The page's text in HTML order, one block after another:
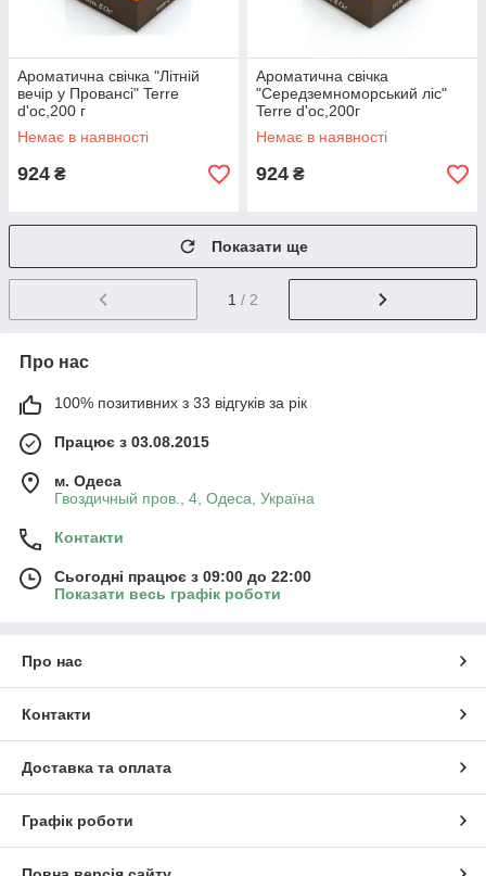
Ароматична свічка "Літній
вечір у Провансі" Terre
d'oc,200 г
Немає в наявності
924 ₴
Ароматична свічка
"Середземноморський ліс"
Terre d'oc,200г
Немає в наявності
924 ₴
Показати ще
1 / 2
Про нас
100% позитивних з 33 відгуків за рік
Працює з 03.08.2015
м. Одеса
Гвоздичный пров., 4, Одеса, Україна
Контакти
Сьогодні працює з 09:00 до 22:00
Показати весь графік роботи
Про нас
Контакти
Доставка та оплата
Графік роботи